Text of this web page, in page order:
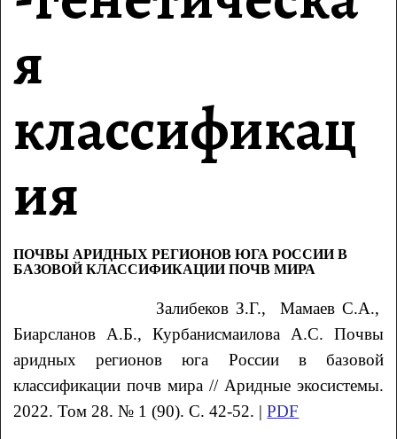
я
классификац
ия
ПОЧВЫ АРИДНЫХ РЕГИОНОВ ЮГА РОССИИ В
БАЗОВОЙ КЛАССИФИКАЦИИ ПОЧВ МИРА
Залибеков З.Г., Мамаев С.А.,
Биарсланов А.Б., Курбанисмаилова А.С. Почвы
аридных регионов юга России в базовой
классификации почв мира // Аридные экосистемы.
2022. Том 28. № 1 (90). С. 42-52. |PDF